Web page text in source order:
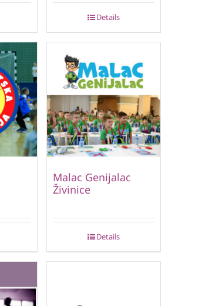
Details
Malac Genijalac
Živinice
Details